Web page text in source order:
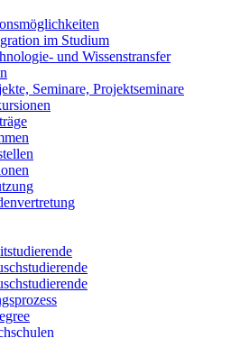
im Studium
und Wissenstransfer
Seminare, Projektseminare